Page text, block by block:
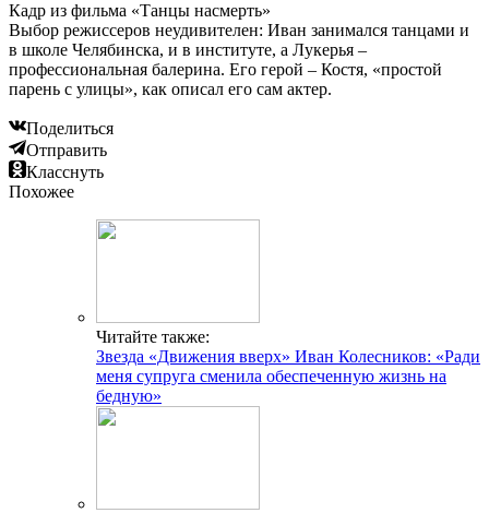
Кадр из фильма «Танцы насмерть»
Выбор режиссеров неудивителен: Иван занимался танцами и
в школе Челябинска, и в институте, а Лукерья –
профессиональная балерина. Его герой – Костя, «простой
парень с улицы», как описал его сам актер.
Поделиться
Отправить
Класснуть
Похожее
Читайте также:
Звезда «Движения вверх» Иван Колесников: «Ради
меня супруга сменила обеспеченную жизнь на
бедную»